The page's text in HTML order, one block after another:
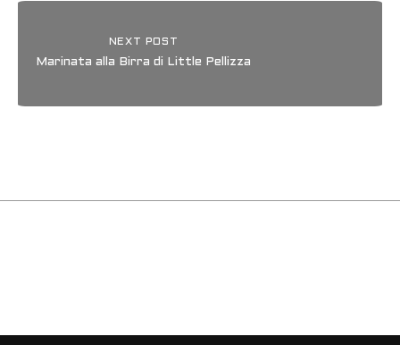
NEXT POST
Marinata alla Birra di Little Pellizza